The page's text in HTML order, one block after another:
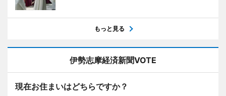
もっと見る
伊勢志摩経済新聞VOTE
現在お住まいはどちらですか？